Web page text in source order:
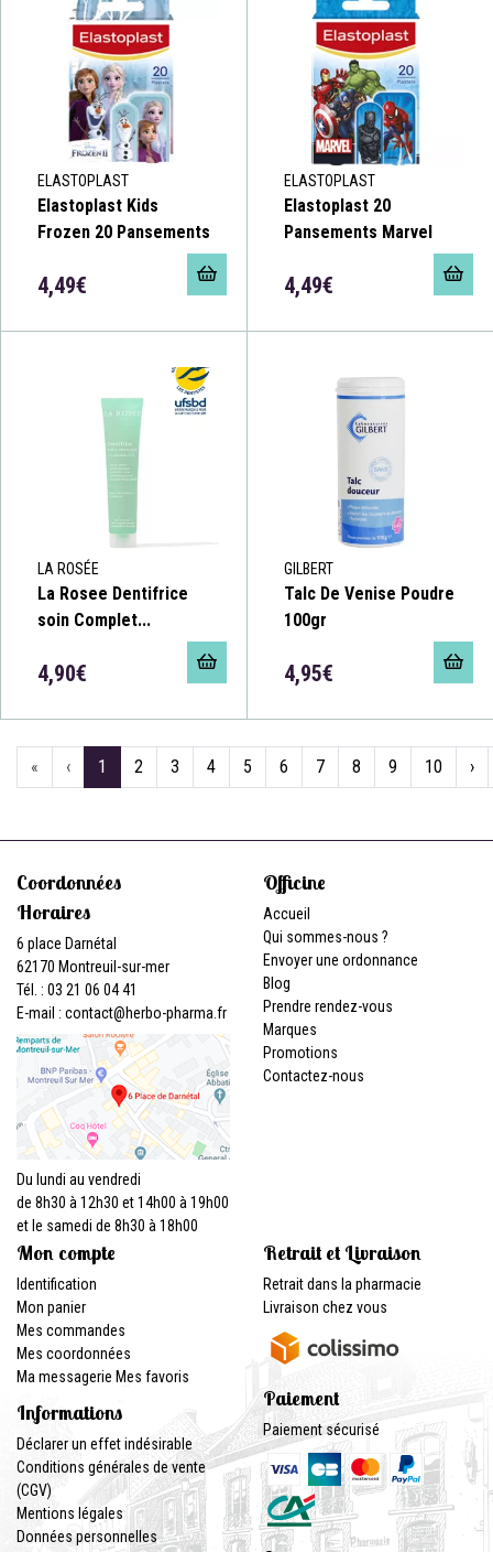
ELASTOPLAST
Elastoplast Kids
Frozen 20 Pansements
4,49€
ELASTOPLAST
Elastoplast 20
Pansements Marvel
4,49€
LA ROSÉE
La Rosee Dentifrice
soin Complet...
4,90€
GILBERT
Talc De Venise Poudre
100gr
4,95€
« ‹ 1 2 3 4 5 6 7 8 9 10 ›
Coordonnées
Horaires
6 place Darnétal
62170 Montreuil-sur-mer
Tél. : 03 21 06 04 41
E-mail : contact@herbo-pharma.fr
Du lundi au vendredi
de 8h30 à 12h30 et 14h00 à 19h00
et le samedi de 8h30 à 18h00
Officine
Accueil
Qui sommes-nous ?
Envoyer une ordonnance
Blog
Prendre rendez-vous
Marques
Promotions
Contactez-nous
Mon compte
Identification
Mon panier
Mes commandes
Mes coordonnées
Ma messagerie Mes favoris
Informations
Déclarer un effet indésirable
Conditions générales de vente
(CGV)
Mentions légales
Données personnelles
Retrait et Livraison
Retrait dans la pharmacie
Livraison chez vous
Paiement
Paiement sécurisé